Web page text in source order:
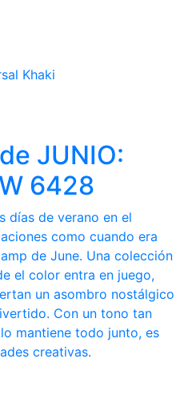
JUNIO:
6428
días de verano en el
como cuando era
de June. Una colección
el color entra en juego,
un asombro nostálgico
Con un tono tan
mantiene todo junto, es
creativas.